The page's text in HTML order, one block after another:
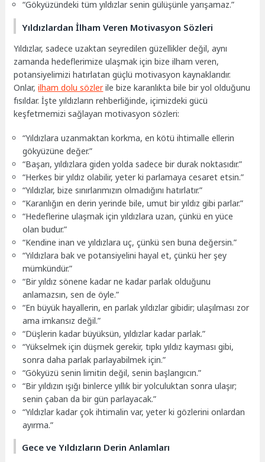
“Gökyüzündeki tüm yıldızlar senin gülüşünle yarışamaz.”
Yıldızlardan İlham Veren Motivasyon Sözleri
Yıldızlar, sadece uzaktan seyredilen güzellikler değil, aynı
zamanda hedeflerimize ulaşmak için bize ilham veren,
potansiyelimizi hatırlatan güçlü motivasyon kaynaklarıdır.
Onlar,ilham dolu sözlerile bize karanlıkta bile bir yol olduğunu
fısıldar. İşte yıldızların rehberliğinde, içimizdeki gücü
keşfetmemizi sağlayan motivasyon sözleri:
“Yıldızlara uzanmaktan korkma, en kötü ihtimalle ellerin
gökyüzüne değer.”
“Başarı, yıldızlara giden yolda sadece bir durak noktasıdır.”
“Herkes bir yıldız olabilir, yeter ki parlamaya cesaret etsin.”
“Yıldızlar, bize sınırlarımızın olmadığını hatırlatır.”
“Karanlığın en derin yerinde bile, umut bir yıldız gibi parlar.”
“Hedeflerine ulaşmak için yıldızlara uzan, çünkü en yüce
olan budur.”
“Kendine inan ve yıldızlara uç, çünkü sen buna değersin.”
“Yıldızlara bak ve potansiyelini hayal et, çünkü her şey
mümkündür.”
“Bir yıldız sönene kadar ne kadar parlak olduğunu
anlamazsın, sen de öyle.”
“En büyük hayallerin, en parlak yıldızlar gibidir; ulaşılması zor
ama imkansız değil.”
“Düşlerin kadar büyüksün, yıldızlar kadar parlak.”
“Yükselmek için düşmek gerekir, tıpkı yıldız kayması gibi,
sonra daha parlak parlayabilmek için.”
“Gökyüzü senin limitin değil, senin başlangıcın.”
“Bir yıldızın ışığı binlerce yıllık bir yolculuktan sonra ulaşır;
senin çaban da bir gün parlayacak.”
“Yıldızlar kadar çok ihtimalin var, yeter ki gözlerini onlardan
ayırma.”
Gece ve Yıldızların Derin Anlamları